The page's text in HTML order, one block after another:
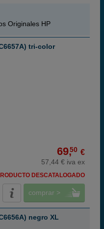
Originales HP
tri-color
69,50 €
57,44 € iva ex
DESCATALOGADO
comprar >
negro XL